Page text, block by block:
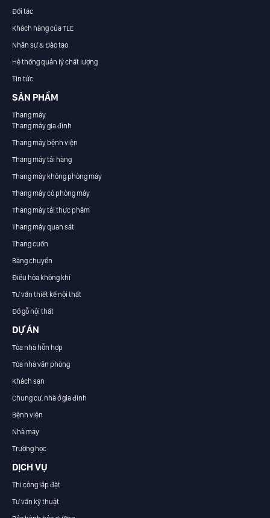
Đối tác
Khách hàng của TLE
Nhân sự & Đào tạo
Hệ thống quản lý chất lượng
Tin tức
SẢN PHẨM
Thang máy
Thang máy gia đình
Thang máy bệnh viện
Thang máy tải hàng
Thang máy không phòng máy
Thang máy có phòng máy
Thang máy tải thực phẩm
Thang máy quan sát
Thang cuốn
Băng chuyền
Điều hòa không khí
Tư vấn thiết kế nội thất
Đồ gỗ nội thất
DỰ ÁN
Tòa nhà hỗn hợp
Tòa nhà văn phòng
Khách sạn
Chung cư, nhà ở gia đình
Bệnh viện
Nhà máy
Trường học
DỊCH VỤ
Thi công lắp đặt
Tư vấn kỹ thuật